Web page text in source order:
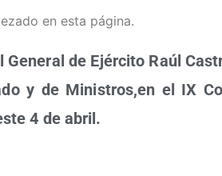
en esta página.
Gene­ral de Ejér­ci­to Raúl
y de Ministros,en el IX
4 de abril.